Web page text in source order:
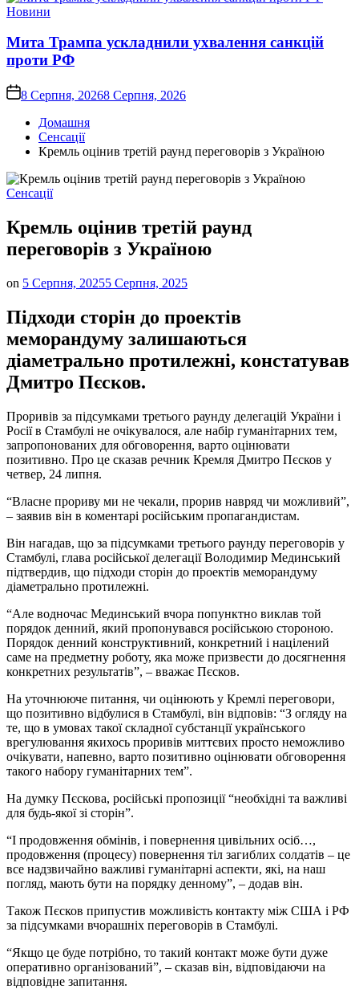
Опублікувати
Новини
Мита Трампа ускладнили ухвалення санкцій
проти РФ
on8 Серпня, 20268 Серпня, 2026
Домашня
Сенсації
Кремль оцінив третій раунд переговорів з Україною
Опублікувати
Сенсації
Кремль оцінив третій раунд
переговорів з Україною
on 5 Серпня, 20255 Серпня, 2025
Підходи сторін до проектів
меморандуму залишаються
діаметрально протилежні, констатував
Дмитро Пєсков.
Проривів за підсумками третього раунду делегацій України і
Росії в Стамбулі не очікувалося, але набір гуманітарних тем,
запропонованих для обговорення, варто оцінювати
позитивно. Про це сказав речник Кремля Дмитро Пєсков у
четвер, 24 липня.
“Власне прориву ми не чекали, прорив навряд чи можливий”,
– заявив він в коментарі російським пропагандистам.
Він нагадав, що за підсумками третього раунду переговорів у
Стамбулі, глава російської делегації Володимир Мединський
підтвердив, що підходи сторін до проектів меморандуму
діаметрально протилежні.
“Але водночас Мединський вчора попунктно виклав той
порядок денний, який пропонувався російською стороною.
Порядок денний конструктивний, конкретний і націлений
саме на предметну роботу, яка може призвести до досягнення
конкретних результатів”, – вважає Пєсков.
На уточнююче питання, чи оцінюють у Кремлі переговори,
що позитивно відбулися в Стамбулі, він відповів: “З огляду на
те, що в умовах такої складної субстанції українського
врегулювання якихось проривів миттєвих просто неможливо
очікувати, напевно, варто позитивно оцінювати обговорення
такого набору гуманітарних тем”.
На думку Пєскова, російські пропозиції “необхідні та важливі
для будь-якої зі сторін”.
“І продовження обмінів, і повернення цивільних осіб…,
продовження (процесу) повернення тіл загиблих солдатів – це
все надзвичайно важливі гуманітарні аспекти, які, на наш
погляд, мають бути на порядку денному”, – додав він.
Також Пєсков припустив можливість контакту між США і РФ
за підсумками вчорашніх переговорів в Стамбулі.
“Якщо це буде потрібно, то такий контакт може бути дуже
оперативно організований”, – сказав він, відповідаючи на
відповідне запитання.